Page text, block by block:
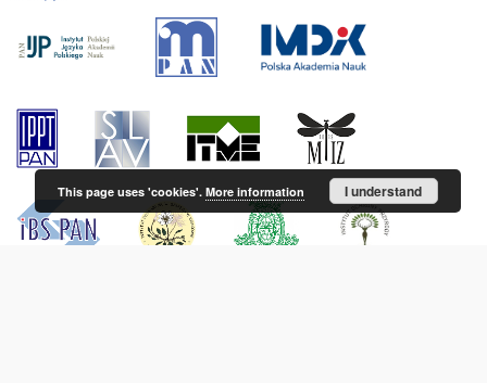
This page uses 'cookies'. More information I understand